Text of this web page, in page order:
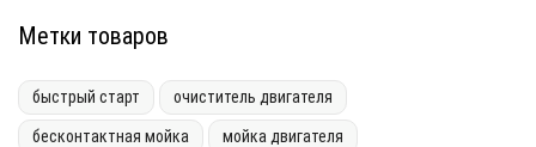
Метки товаров
быстрый старт очиститель двигателя
бесконтактная мойка мойка двигателя